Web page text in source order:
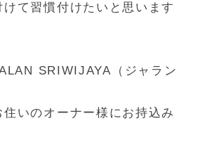
て習慣付けたいと思います
SRIWIJAYA（ジャラン
いのオーナー様にお持込み